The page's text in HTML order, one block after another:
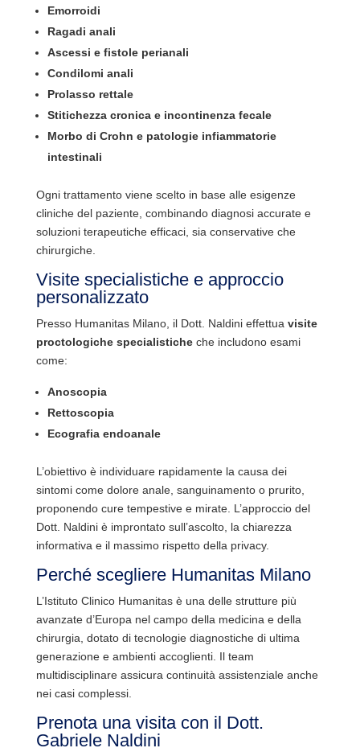
Emorroidi
Ragadi anali
Ascessi e fistole perianali
Condilomi anali
Prolasso rettale
Stitichezza cronica e incontinenza fecale
Morbo di Crohn e patologie infiammatorie
intestinali
Ogni trattamento viene scelto in base alle esigenze
cliniche del paziente, combinando diagnosi accurate e
soluzioni terapeutiche efficaci, sia conservative che
chirurgiche.
Visite specialistiche e approccio
personalizzato
Presso Humanitas Milano, il Dott. Naldini effettua visite
proctologiche specialisticheche includono esami
come:
Anoscopia
Rettoscopia
Ecografia endoanale
L’obiettivo è individuare rapidamente la causa dei
sintomi come dolore anale, sanguinamento o prurito,
proponendo cure tempestive e mirate. L’approccio del
Dott. Naldini è improntato sull’ascolto, la chiarezza
informativa e il massimo rispetto della privacy.
Perché scegliere Humanitas Milano
L’Istituto Clinico Humanitas è una delle strutture più
avanzate d’Europa nel campo della medicina e della
chirurgia, dotato di tecnologie diagnostiche di ultima
generazione e ambienti accoglienti. Il team
multidisciplinare assicura continuità assistenziale anche
nei casi complessi.
Prenota una visita con il Dott.
Gabriele Naldini